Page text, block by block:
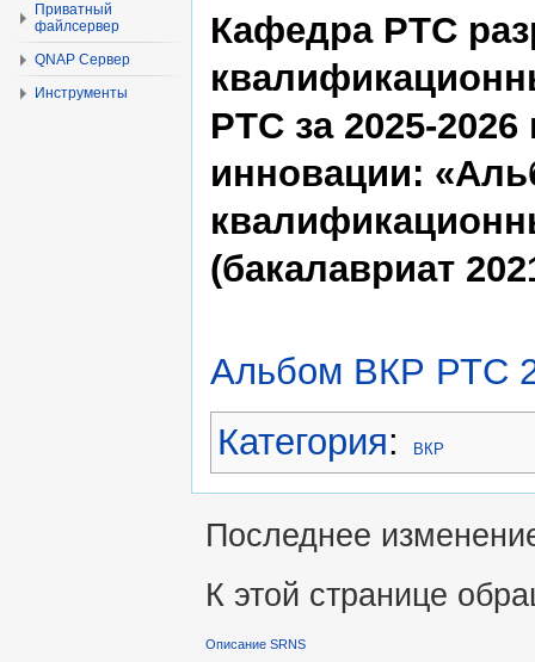
Кафедра РТС
РТС за 2025-
инновации:
(бакалавриат
Альбом ВКР РТС
Категория: ВКР
Приватный
файлсервер
QNAP Сервер
Инструменты
Последнее
К этой странице
Описание SRNS